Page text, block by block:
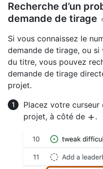
Recherche d’un
demande de tirage
Si vous connaissez le
demande de tirage, ou
du titre, vous pouvez
demande de tirage
projet.
Placez votre curseur
projet, à côté de
.